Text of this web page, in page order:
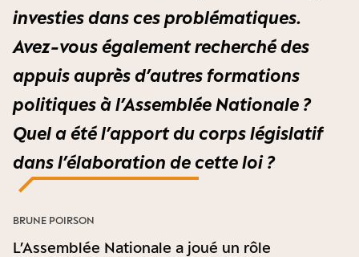
investies dans ces problématiques.
Avez-vous également recherché des
appuis auprès d’autres formations
politiques à l’Assemblée Nationale ?
Quel a été l’apport du corps législatif
dans l’élaboration de cette loi ?
L’Assemblée Nationale a joué un rôle
BRUNE POIRSON